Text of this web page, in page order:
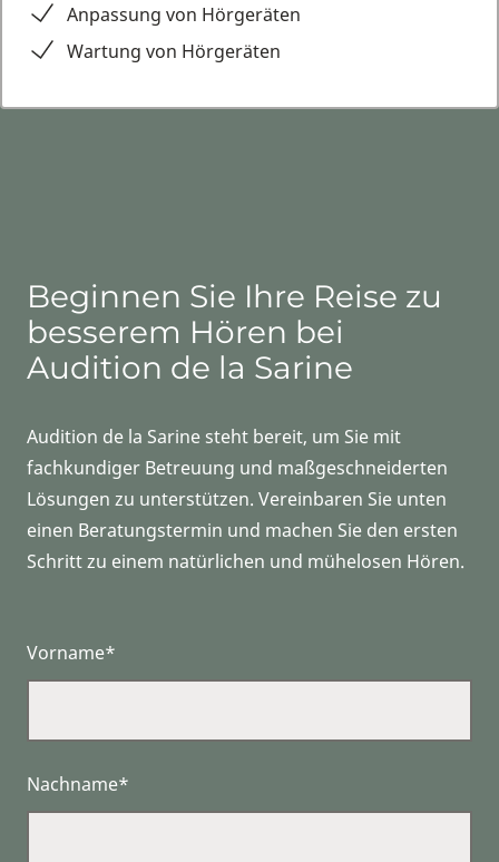
Anpassung von Hörgeräten
Wartung von Hörgeräten
Beginnen Sie Ihre Reise zu
besserem Hören bei
Audition de la Sarine
Audition de la Sarine steht bereit, um Sie mit
fachkundiger Betreuung und maßgeschneiderten
Lösungen zu unterstützen. Vereinbaren Sie unten
einen Beratungstermin und machen Sie den ersten
Schritt zu einem natürlichen und mühelosen Hören.
Vorname*
Nachname*